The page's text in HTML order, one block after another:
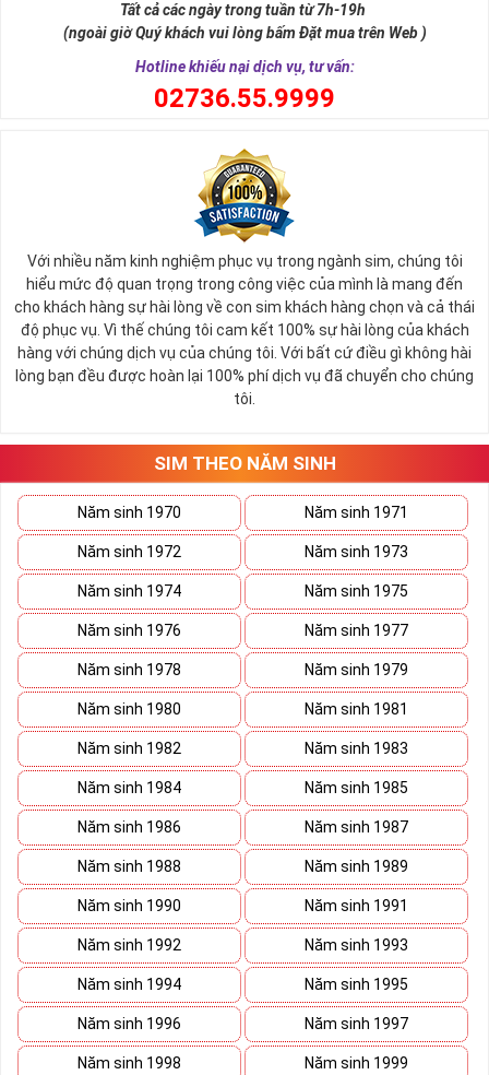
Nhâm Tý (1972), Quý Sửu (1973) , Canh Thân (1980), Tân Dậu
(1981), Mậu Thìn (1928, 1988), Kỷ Tỵ (1929, 1989), Nhâm
Ngọ (1942, 2002), Quý Mùi (1943, 2003), Canh Dần (1950,
2010), Tân Mão (1951, 2011), Mậu Tuất (1958, 2018), Kỷ Hợi
Trong đó tính chất Mộc của các năm sinh gồm
Tùng Bawch Mộc: ( 1950, 1951 )
Định Gia Mộc: ( 1968 - 1969 )
Tang Thích Mộc: ( 1972, 1973 )
Thạch Lưu Mộc: ( 1980, 1981 )
Đại Lâm Mộc: ( 1988, 1989 )
Dương Liễu Mộc: ( 2002, 2003 )
►Tính cách người mệnh Mộc:
Những người thuộc mệnh Mộc thường có tính cách chung
tài giao tiếp khéo léo vì thế đi tới đâu, họ cũng được mọi
người yêu mến, quý trọng.
Người mệnh Mộc đại diện cho sức sống mãnh liệt, người đi
đầu trong công việc, luôn tràn đầy nhiệt huyết và năng lượng.
Nhưng cũng thường bị người khác ghen tị và bị kẻ xấu hãm
hại, nếu không cẩn thận sẽ dễ rước họa vào thân.
Tham khảo ngay:
Cập Nhật List Sim Số Đẹp Đầu
09 Giảm Giá
Cách Chọn Sim Số Đẹp Phong
Thủy Cho Người Mệnh Mộc
Chọn sim số đẹp cho người mệnh Mộc không phải cứ điểm
cao là bạn chọn mỗi con số đều mang cho mình 1 bản mệnh
tương ứng, chọn sim hợp sẽ đem lại vận may, hanh thông,
kích Tài đón Lộc, công danh thuận lợi cho chủ nhân
Tất cả các ngày trong tuần từ 7h-19h
(ngoài giờ Quý khách vui lòng bấm Đặt mua trên Web )
Hotline khiếu nại dịch vụ, tư vấn:
02736.55.9999
Với nhiều năm kinh nghiệm phục vụ trong ngành sim, chúng tôi
hiểu mức độ quan trọng trong công việc của mình là mang đến
cho khách hàng sự hài lòng về con sim khách hàng chọn và cả thái
độ phục vụ. Vì thế chúng tôi cam kết 100% sự hài lòng của khách
hàng với chúng dịch vụ của chúng tôi. Với bất cứ điều gì không hài
lòng bạn đều được hoàn lại 100% phí dịch vụ đã chuyển cho chúng
tôi.
SIM THEO NĂM SINH
Năm sinh 1970 Năm sinh 1971
Năm sinh 1972 Năm sinh 1973
Năm sinh 1974 Năm sinh 1975
Năm sinh 1976 Năm sinh 1977
Năm sinh 1978 Năm sinh 1979
Năm sinh 1980 Năm sinh 1981
Năm sinh 1982 Năm sinh 1983
Năm sinh 1984 Năm sinh 1985
Năm sinh 1986 Năm sinh 1987
Năm sinh 1988 Năm sinh 1989
Năm sinh 1990 Năm sinh 1991
Năm sinh 1992 Năm sinh 1993
Năm sinh 1994 Năm sinh 1995
Năm sinh 1996 Năm sinh 1997
Năm sinh 1998 Năm sinh 1999